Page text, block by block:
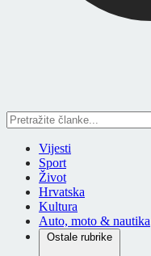
Vijesti
Sport
Život
Hrvatska
Kultura
Auto, moto & nautika
Ostale rubrike